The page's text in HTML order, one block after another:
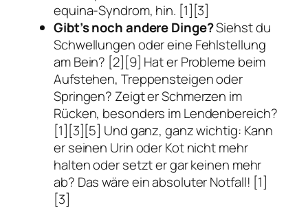
equina-Syndrom, hin. [1][3]
Gibt’s noch andere Dinge?Siehst du
Schwellungen oder eine Fehlstellung
am Bein? [2][9] Hat er Probleme beim
Aufstehen, Treppensteigen oder
Springen? Zeigt er Schmerzen im
Rücken, besonders im Lendenbereich?
[1][3][5] Und ganz, ganz wichtig: Kann
er seinen Urin oder Kot nicht mehr
halten oder setzt er gar keinen mehr
ab? Das wäre ein absoluter Notfall! [1]
[3]